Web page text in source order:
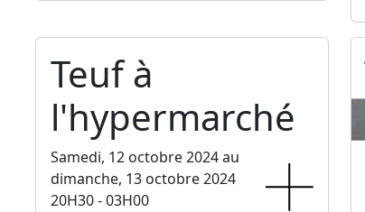
Teuf à
l'hypermarché
Samedi, 12 octobre 2024 au
dimanche, 13 octobre 2024
20H30 - 03H00